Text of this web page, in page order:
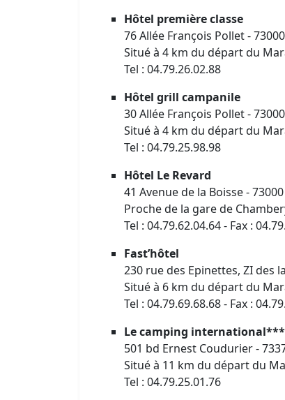
Hôtel première classe
76 Allée François Pollet -
Situé à 4 km du départ du
Tel : 04.79.26.02.88
Hôtel grill campanile
30 Allée François Pollet -
Situé à 4 km du départ du
Tel : 04.79.25.98.98
Hôtel Le Revard
41 Avenue de la Boisse -
Proche de la gare de
Tel : 04.79.62.04.64 - Fax :
Fast’hôtel
230 rue des Epinettes, ZI des
Situé à 6 km du départ du
Tel : 04.79.69.68.68 - Fax :
Le camping international***
501 bd Ernest Coudurier -
Situé à 11 km du départ du
Tel : 04.79.25.01.76